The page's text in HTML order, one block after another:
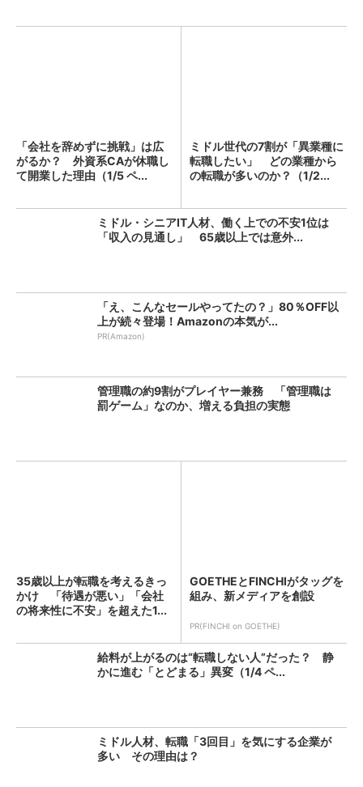
「会社を辞めずに挑戦」は広
がるか？ 外資系CAが休職し
て開業した理由（1/5 ペ...
ミドル世代の7割が「異業種に
転職したい」 どの業種から
の転職が多いのか？（1/2...
ミドル・シニアIT人材、働く上での不安1位は
「収入の見通し」 65歳以上では意外...
「え、こんなセールやってたの？」80％OFF以
上が続々登場！Amazonの本気が...
PR(Amazon)
管理職の約9割がプレイヤー兼務 「管理職は
罰ゲーム」なのか、増える負担の実態
35歳以上が転職を考えるきっ
かけ 「待遇が悪い」「会社
の将来性に不安」を超えた1...
GOETHEとFINCHIがタッグを
組み、新メディアを創設
PR(FINCHI on GOETHE)
給料が上がるのは“転職しない人”だった？ 静
かに進む「とどまる」異変（1/4 ペ...
ミドル人材、転職「3回目」を気にする企業が
多い その理由は？